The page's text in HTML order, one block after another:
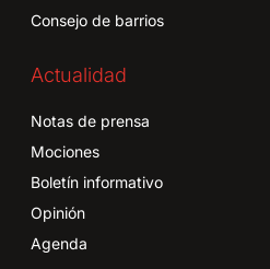
Consejo de barrios
Actualidad
Notas de prensa
Mociones
Boletín informativo
Opinión
Agenda